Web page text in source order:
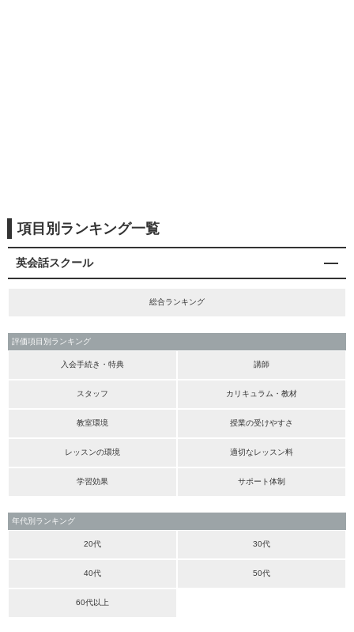
項目別ランキング一覧
英会話スクール
総合ランキング
評価項目別ランキング
入会手続き・特典 講師
スタッフ カリキュラム・教材
教室環境 授業の受けやすさ
レッスンの環境 適切なレッスン料
学習効果 サポート体制
年代別ランキング
20代 30代
40代 50代
60代以上